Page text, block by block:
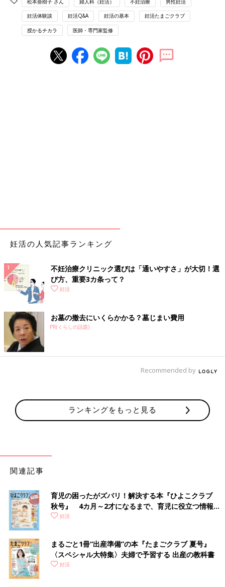
松本亜樹子 さん 婦人科（妊活） 不妊治療 男性妊活
妊活体験談 妊活Q&A 妊活の基本 妊活たまごクラブ
授かるチカラ 医師・専門家監修
妊活の人気記事ランキング
不妊治療クリニック選びは「通いやすさ」が大切！選
び方、重要3カ条って？
妊活
お墓の撤去にいくらかかる？墓じまい費用
PR(くらしの話題)
Recommended by
ランキングをもっと見る
関連記事
育児の困ったがズバリ！解決する本『ひよこクラブ
秋号』 4カ月～2才になるまで、育児に役立つ情報が
いっぱい！
妊活
まるごと1冊“出産準備”の本『たまごクラブ 夏号』
〈スペシャル大特集〉夫婦で予習する 出産の教科書
妊活